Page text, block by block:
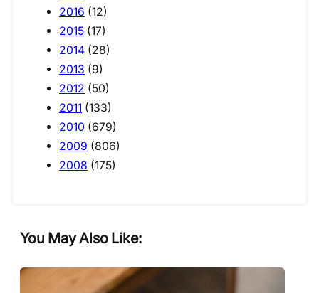
2016 (12)
2015 (17)
2014 (28)
2013 (9)
2012 (50)
2011 (133)
2010 (679)
2009 (806)
2008 (175)
You May Also Like: